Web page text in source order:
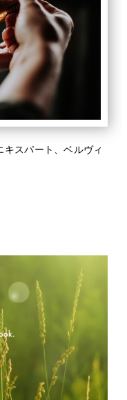
スパート、ベルヴィ